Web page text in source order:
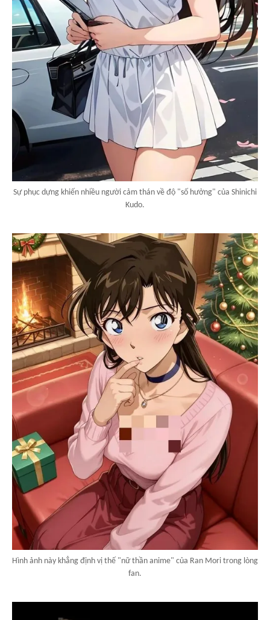
Sự phục dựng khiến nhiều người cảm thán về độ "số hưởng" của Shinichi
Kudo.
Hình ảnh này khẳng định vị thế "nữ thần anime" của Ran Mori trong lòng
fan.